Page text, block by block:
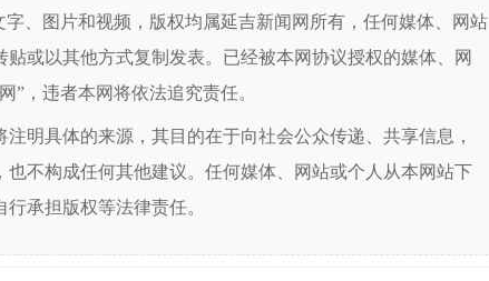
字、图片和视频，版权均属延吉新闻网所有，任何媒体、网站
或以其他方式复制发表。已经被本网协议授权的媒体、网
”，违者本网将依法追究责任。
明具体的来源，其目的在于向社会公众传递、共享信息，
不构成任何其他建议。任何媒体、网站或个人从本网站下
承担版权等法律责任。